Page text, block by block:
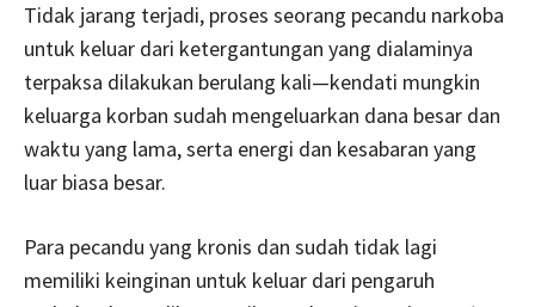
Tidak jarang terjadi, proses seorang pecandu narkoba
untuk keluar dari ketergantungan yang dialaminya
terpaksa dilakukan berulang kali—kendati mungkin
keluarga korban sudah mengeluarkan dana besar dan
waktu yang lama, serta energi dan kesabaran yang
luar biasa besar.
Para pecandu yang kronis dan sudah tidak lagi
memiliki keinginan untuk keluar dari pengaruh